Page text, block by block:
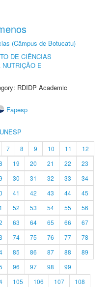
(Câmpus de Botucatu)
DE CIÊNCIAS
E
RDIDP Academic
Fapesp
7 8 9 10 11
12
19 20 21 22
23
30 31 32 33
34
41 42 43 44
45
52 53 54 55
56
63 64 65 66
67
74 75 76 77
78
85 86 87 88
89
96 97 98
99
105 106 107
108